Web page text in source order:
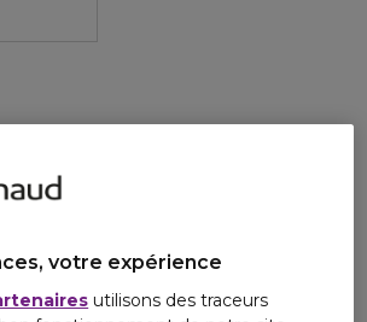
votre expérience
utilisons des traceurs